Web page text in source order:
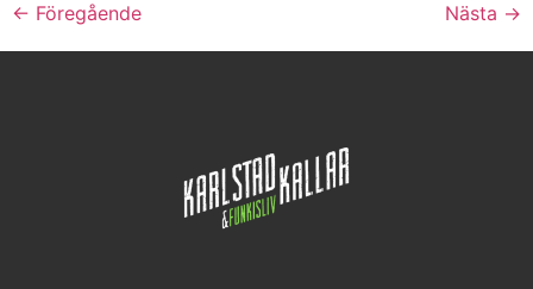
← Föregående Nästa →